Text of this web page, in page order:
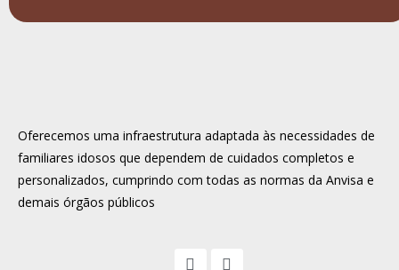
Oferecemos uma infraestrutura adaptada às necessidades de
familiares idosos que dependem de cuidados completos e
personalizados, cumprindo com todas as normas da Anvisa e
demais órgãos públicos